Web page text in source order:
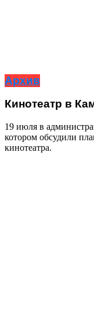
Архив
Кинотеатр в
19 июля в
котором обсудили
кинотеатра.